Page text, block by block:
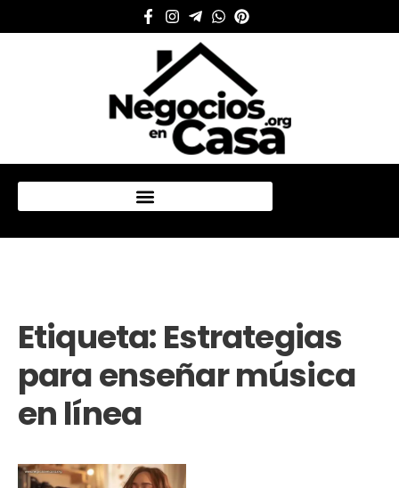
Etiqueta:Estrategias
para enseñar música
en línea